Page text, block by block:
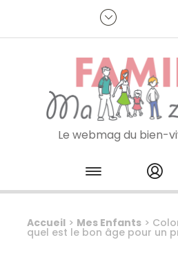
Je m'inscris à la
Le webmag du bien-
Skip to
Accueil > Mes Enfants >
quel est le bon âge pour un
Panneau de gestion des cookies